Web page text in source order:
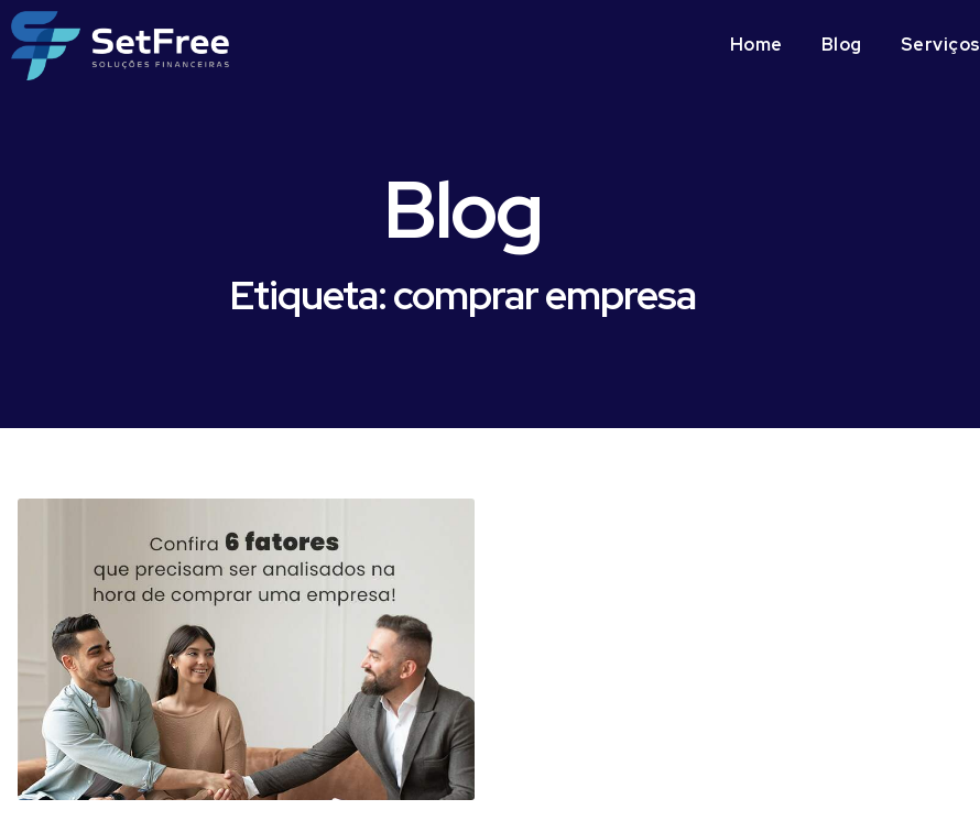
Home Blog Serviços
Blog
Etiqueta: comprar empresa